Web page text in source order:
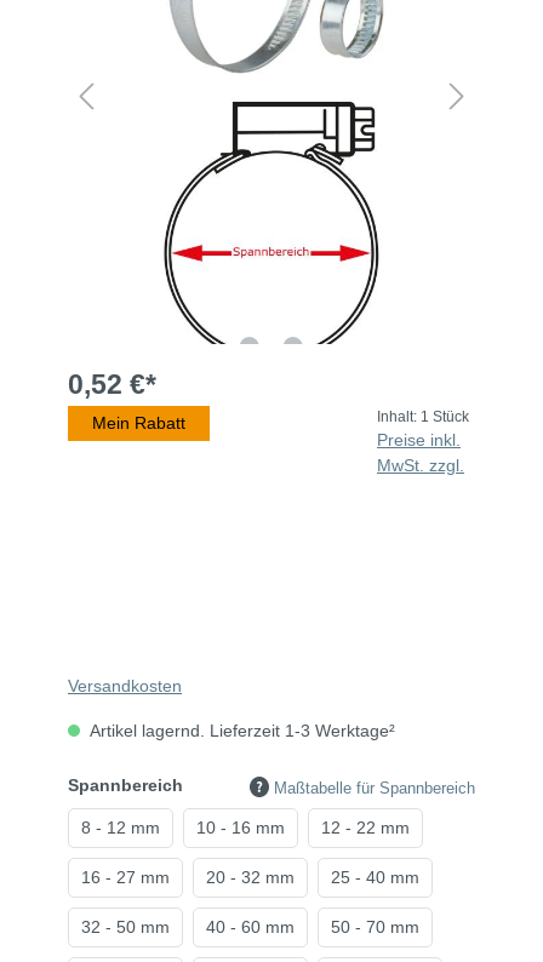
0,52 €*
Mein Rabatt Inhalt: 1 Stück
Preise inkl.
MwSt. zzgl.
Versandkosten
Artikel lagernd. Lieferzeit 1-3 Werktage²
Spannbereich Maßtabelle für Spannbereich
8 - 12 mm 10 - 16 mm 12 - 22 mm
16 - 27 mm 20 - 32 mm 25 - 40 mm
32 - 50 mm 40 - 60 mm 50 - 70 mm